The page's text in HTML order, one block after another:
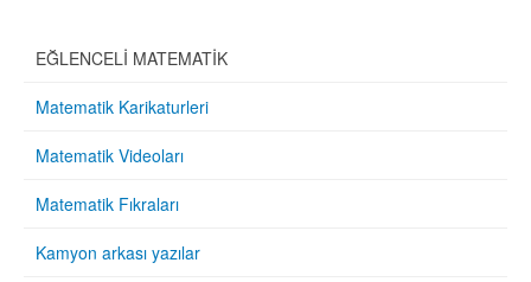
EĞLENCELİ MATEMATİK
Matematik Karikaturleri
Matematik Videoları
Matematik Fıkraları
Kamyon arkası yazılar